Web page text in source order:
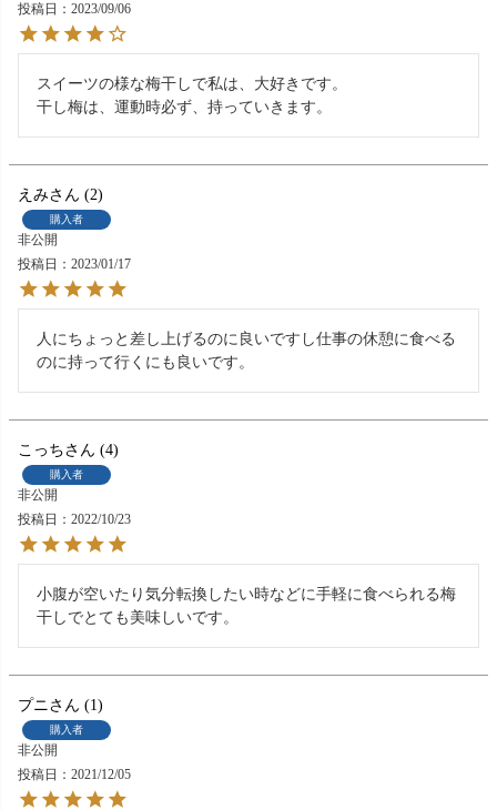
投稿日
2023/09/06
スイーツの様な梅干しで私は、大好きです。
干し梅は、運動時必ず、持っていきます。
えみ 2
購入者
非公開
投稿日
2023/01/17
人にちょっと差し上げるのに良いですし仕事の休憩に食べる
のに持って行くにも良いです。
こっち 4
購入者
非公開
投稿日
2022/10/23
小腹が空いたり気分転換したい時などに手軽に食べられる梅
干しでとても美味しいです。
プニ 1
購入者
非公開
投稿日
2021/12/05